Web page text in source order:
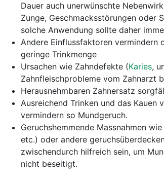
Dauer auch unerwünschte
Zunge, Geschmacksstörungen oder
solche Anwendung sollte daher
Andere Einflussfaktoren vermindern
geringe Trinkmenge
Ursachen wie Zahndefekte (Karies,
Zahnfleischprobleme vom Zahnarzt
Herausnehmbaren Zahnersatz
Ausreichend Trinken und das Kauen
vermindern so Mundgeruch.
Geruchshemmende Massnahmen
etc.) oder andere
zwischendurch hilfreich sein, um
nicht beseitigt.